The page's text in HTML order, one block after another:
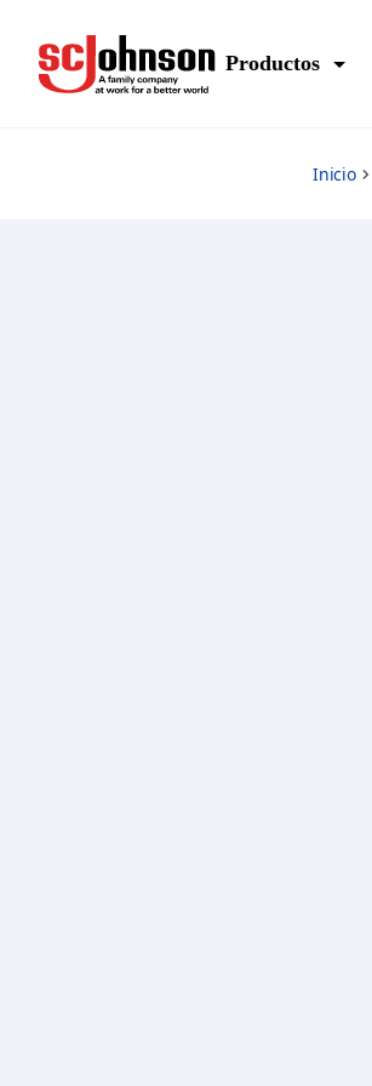
Productos
Inicio